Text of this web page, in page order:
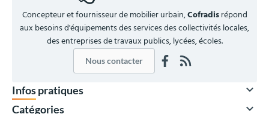
Concepteur et fournisseur de mobilier urbain,Cofradisrépond
aux besoins d'équipements des services des collectivités locales,
des entreprises de travaux publics, lycées, écoles.
Nous contacter
Infos pratiques 
Catégories 